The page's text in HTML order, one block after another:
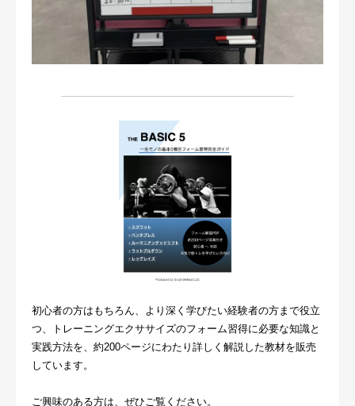
初心者の方はもちろん、より深く学びたい経験者の方まで役立
つ、トレーニングエクササイズのフォーム習得に必要な知識と
実践方法を、約200ページにわたり詳しく解説した教材を販売
しています。
ご興味のある方は、ぜひご覧ください。